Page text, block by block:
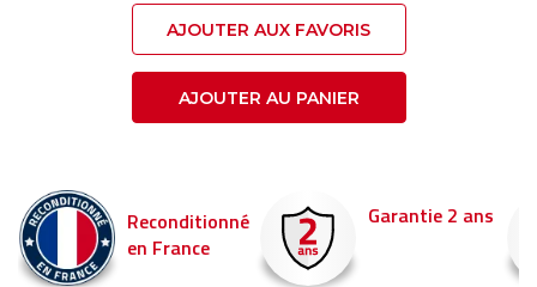
AJOUTER AUX FAVORIS
AJOUTER AU PANIER
Reconditionné
en France
Garantie 2 ans